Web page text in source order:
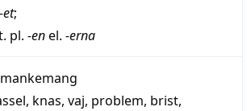
-et;
pl. -enel. -erna
mankemang
, knas, vaj, problem, brist,